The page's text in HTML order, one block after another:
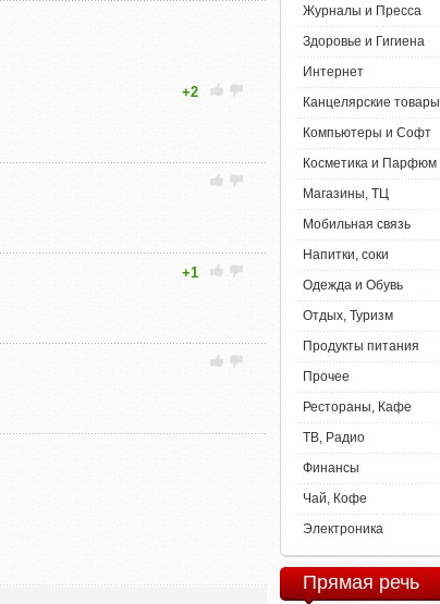
+2
+1
Журналы и Пресса
Здоровье и Гигиена
Интернет
Канцелярские товары
Компьютеры и Софт
Косметика и Парфюм
Магазины, ТЦ
Мобильная связь
Напитки, соки
Одежда и Обувь
Отдых, Туризм
Продукты питания
Прочее
Рестораны, Кафе
ТВ, Радио
Финансы
Чай, Кофе
Электроника
Прямая речь